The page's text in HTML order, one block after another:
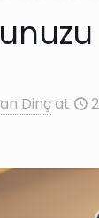
Dinçat